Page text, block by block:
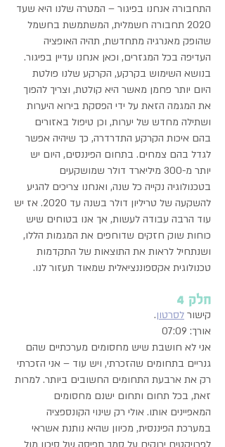
התחבורה אנחנו בפיגור – המטרה שלנו היא שעד
2020 תחבורה חשמלית, המשתמשת בחשמל
שהופק מאנרגיה מתחדשת, תהיה האופציה
העדיפה בכל המגזרים, וכאן אנחנו עדיין בפיגור.
בנושא השימוש בקרקע, הקרקע שלנו פולטת
היום יותר פחמן מאשר היא קולטת, וצריך להפוך
את המגמה הזאת על ידי הפסקת בירוא היערות
ושתילה מחדש של יערות, וכן טיפול באזורים
בהם איכות הקרקע התדרדרה, כך שיהיה אפשר
לגדל בהם צמחים. בתחום הפיננסים, היום יש
יותר מ-300 מיליארד דולר שמושקעים
בטכנולוגיה נקייה כל שנה, ואנחנו צריכים להגיע
להשקעה של טריליון דולר בשנה עד 2020. אז יש
עוד הרבה עבודה לעשות, אך אנו בטוחים שיש
כוחות שוק חזקים שדוחפים את המגמות הללו,
ושנתחיל לראות את התוצאות של התקדמות
טכנולוגית אקספוננציאלית שמאוד תעזור לנו.
חלק 4
קישור לסרטון.
אורך: 07:09
אני לא חושבת שיש מחסומים מערכתיים שהם
גנריים בתחומים שהזכרתי, ויש עוד – אני הזכרתי
רק את ארבעת התחומים החשובים ביותר. למרות
זאת, בכל תחום ותחום ישנם מחסומים
המאפיינים אותו. אולי רק שינוי הקונספציה
במערכת הפיננסית, מכיוון שהיא נותנת אשראי